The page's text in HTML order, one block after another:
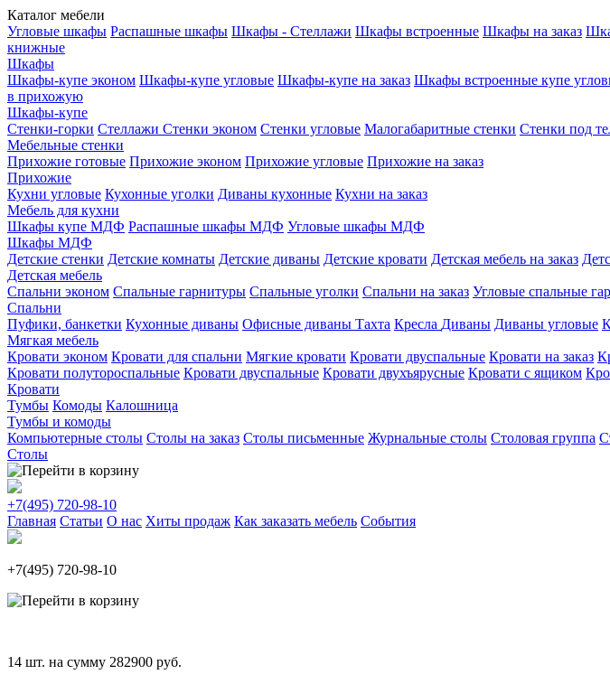
Каталог мебели
Угловые шкафы Распашные шкафы Шкафы - Стеллажи Шкафы встроенные Шкафы на заказ
книжные
Шкафы
Шкафы-купе эконом Шкафы-купе угловые Шкафы-купе на заказ Шкафы встроенные купе
в прихожую
Шкафы-купе
Стенки-горки Стеллажи Стенки эконом Стенки угловые Малогабаритные стенки Стенки под
Мебельные стенки
Прихожие готовые Прихожие эконом Прихожие угловые Прихожие на заказ
Прихожие
Кухни угловые Кухонные уголки Диваны кухонные Кухни на заказ
Мебель для кухни
Шкафы купе МДФ Распашные шкафы МДФ Угловые шкафы МДФ
Шкафы МДФ
Детские стенки Детские комнаты Детские диваны Детские кровати Детская мебель на заказ
Детская мебель
Спальни эконом Спальные гарнитуры Спальные уголки Спальни на заказ Угловые спальные
Спальни
Пуфики, банкетки Кухонные диваны Офисные диваны Тахта Кресла Диваны Диваны угловые
Мягкая мебель
Кровати эконом Кровати для спальни Мягкие кровати Кровати двуспальные Кровати на заказ
Кровати полутороспальные Кровати двуспальные Кровати двухъярусные Кровати с ящиком
Кровати
Тумбы Комоды Калошница
Тумбы и комоды
Компьютерные столы Столы на заказ Столы письменные Журнальные столы Столовая группа
Столы
+7(495) 720-98-10
Главная Статьи О нас Хиты продаж Как заказать мебель События
+7(495) 720-98-10
14 шт. на сумму 282900 руб.